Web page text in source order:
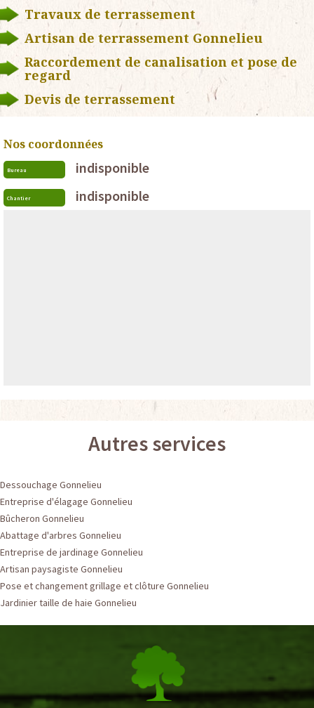
Travaux de terrassement
Artisan de terrassement Gonnelieu
Raccordement de canalisation et pose de
regard
Devis de terrassement
Nos coordonnées
Bureau indisponible
Chantier indisponible
Autres services
Dessouchage Gonnelieu
Entreprise d'élagage Gonnelieu
Bûcheron Gonnelieu
Abattage d'arbres Gonnelieu
Entreprise de jardinage Gonnelieu
Artisan paysagiste Gonnelieu
Pose et changement grillage et clôture Gonnelieu
Jardinier taille de haie Gonnelieu